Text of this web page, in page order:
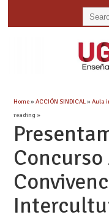
Home»ACCIÓN SINDICAL»Aula
reading »